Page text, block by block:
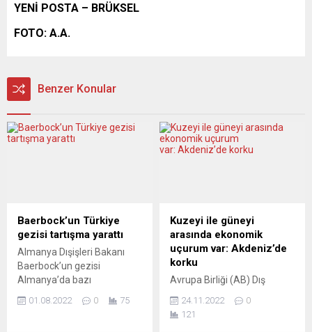
YENİ POSTA – BRÜKSEL
FOTO: A.A.
Benzer Konular
Baerbock’un Türkiye
gezisi tartışma yarattı
Almanya Dışişleri Bakanı
Baerbock’un gezisi
Almanya’da bazı
Yeşiller partili bakanın
01.08.2022 0 75
Kuzeyi ile güneyi
arasında ekonomik
uçurum var: Akdeniz’de
korku
Avrupa Birliği (AB) Dış
Politikaları Yüksek Temsilcisi
Josep Borrell, Akdeniz’in
24.11.2022
0
121